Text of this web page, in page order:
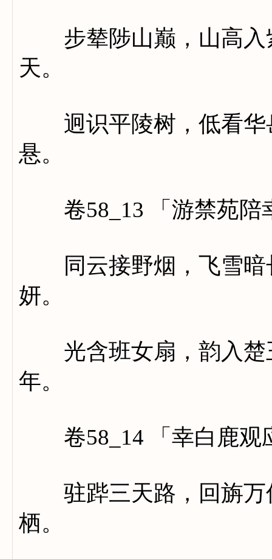
步辇陟山巅，山高入
天。
迥识平陵树，低看华
悬。
卷58_13 「游禁苑陪
同云接野烟，飞雪暗
妍。
光含班女扇，韵入楚
年。
卷58_14 「幸白鹿观
驻跸三天路，回旃万
栖。